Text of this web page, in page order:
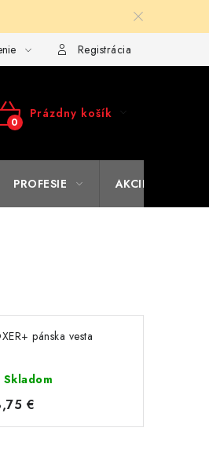
sme Reklamačný poriadok
Registrácia
Prázdny košík
PROFESIE AKCIE
pánska vesta
Skladom
€